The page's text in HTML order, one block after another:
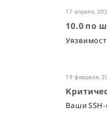
17 апреля,
10.0 по
19 февраля,
Ваши